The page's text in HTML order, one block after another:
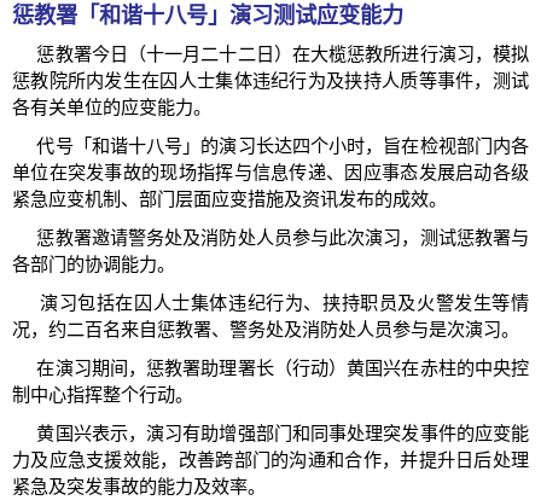
惩教署「和谐十八号」演习测试应变能力
惩教署今日（十一月二十二日）在大榄惩教所进行演习，模拟
惩教院所内发生在囚人士集体违纪行为及挟持人质等事件，测试
各有关单位的应变能力。
代号「和谐十八号」的演习长达四个小时，旨在检视部门内各
单位在突发事故的现场指挥与信息传递、因应事态发展启动各级
紧急应变机制、部门层面应变措施及资讯发布的成效。
惩教署邀请警务处及消防处人员参与此次演习，测试惩教署与
各部门的协调能力。
演习包括在囚人士集体违纪行为、挟持职员及火警发生等情
况，约二百名来自惩教署、警务处及消防处人员参与是次演习。
在演习期间，惩教署助理署长（行动）黄国兴在赤柱的中央控
制中心指挥整个行动。
黄国兴表示，演习有助增强部门和同事处理突发事件的应变能
力及应急支援效能，改善跨部门的沟通和合作，并提升日后处理
紧急及突发事故的能力及效率。